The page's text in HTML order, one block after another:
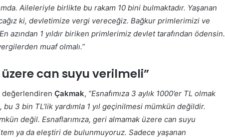
Aileleriyle birlikte bu rakam 10 bini bulmaktadır. Yaşanan
ki, devletimize vergi vereceğiz. Bağkur primlerimizi ve
azından 1 yıldır biriken primlerimiz devlet tarafından ödensin.
muaf olmalı.”
can suyu verilmeli”
değerlendiren Çakmak, “Esnafımıza 3 aylık 1000’er TL olmak
bu 3 bin TL’lik yardımla 1 yıl geçinilmesi mümkün değildir.
değil. Esnaflarımıza, geri almamak üzere can suyu
ya da eleştiri de bulunmuyoruz. Sadece yaşanan